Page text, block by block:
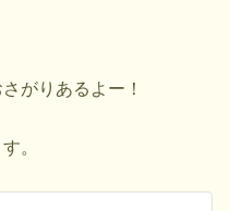
がりあるよー！
。